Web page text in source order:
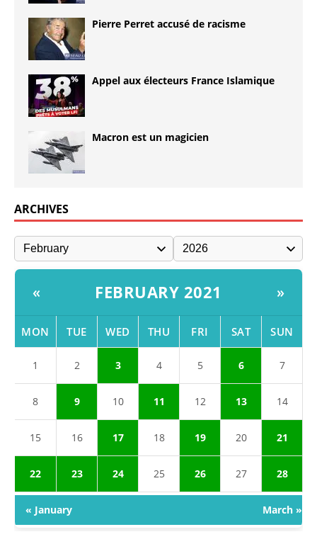
Pierre Perret accusé de racisme
Appel aux électeurs France Islamique
Macron est un magicien
ARCHIVES
« FEBRUARY 2021 »
MON TUE WED THU FRI SAT SUN
1 2 3 4 5 6 7
8 9 10 11 12 13 14
15 16 17 18 19 20 21
22 23 24 25 26 27 28
« January March »